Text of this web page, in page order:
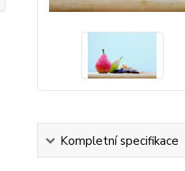
Kompletní specifikace